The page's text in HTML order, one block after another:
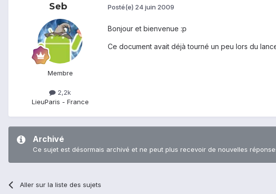
Seb
Membre
2,2k
LieuParis - France
Posté(e) 24 juin 2009
Bonjour et bienvenue :p
Ce document avait déjà tourné un peu lors du
Archivé
Ce sujet est désormais archivé et ne peut plus recevoir de nouvelles
Aller sur la liste des sujets